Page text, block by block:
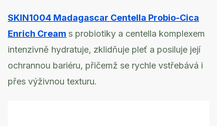
SKIN1004 Madagascar Centella Probio-Cica
Enrich Cream s probiotiky a centella komplexem
intenzivně hydratuje, zklidňuje pleť a posiluje její
ochrannou bariéru, přičemž se rychle vstřebává i
přes výživnou texturu.